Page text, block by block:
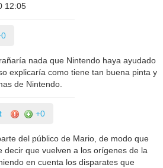
12:05
nada que Nintendo haya ayudado
explicaría como tiene tan buena pinta y
de Nintendo.
+0
del público de Mario, de modo que
decir que vuelven a los orígenes de la
en cuenta los disparates que